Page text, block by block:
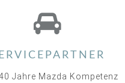
Jahre Mazda Kompetenz